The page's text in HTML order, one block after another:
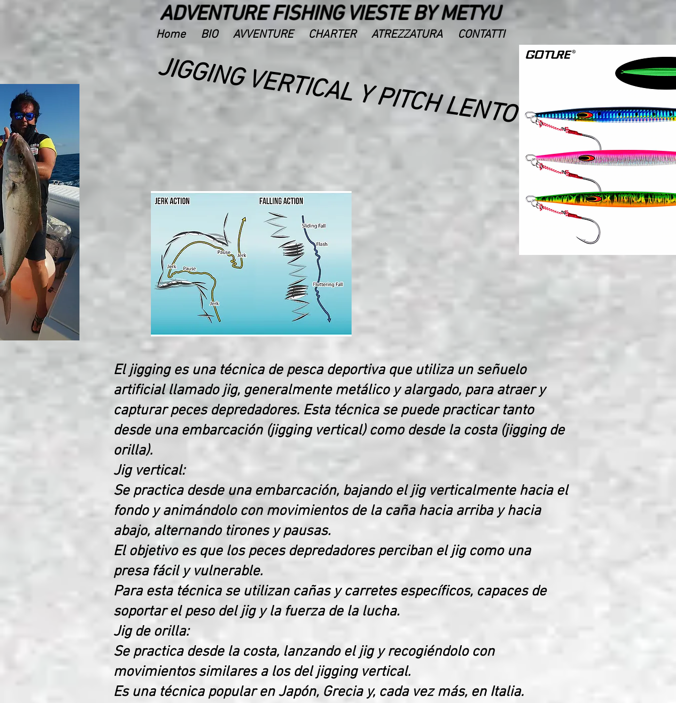
ADVENTURE FISHING VIESTE BY METYU
Home BIO AVVENTURE CHARTER ATREZZATURA CONTATTI
JIGGING VERTICAL Y PITCH LENTO
El jigging es una técnica de pesca deportiva que utiliza un señuelo
artificial llamado jig, generalmente metálico y alargado, para atraer y
capturar peces depredadores. Esta técnica se puede practicar tanto
desde una embarcación (jigging vertical) como desde la costa (jigging de
orilla).
Jig vertical:
Se practica desde una embarcación, bajando el jig verticalmente hacia el
fondo y animándolo con movimientos de la caña hacia arriba y hacia
abajo, alternando tirones y pausas.
El objetivo es que los peces depredadores perciban el jig como una
presa fácil y vulnerable.
Para esta técnica se utilizan cañas y carretes específicos, capaces de
soportar el peso del jig y la fuerza de la lucha.
Jig de orilla:
Se practica desde la costa, lanzando el jig y recogiéndolo con
movimientos similares a los del jigging vertical.
Es una técnica popular en Japón, Grecia y, cada vez más, en Italia.